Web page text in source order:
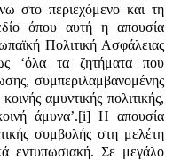
στο περιεχόμενο και τη
όπου αυτή η απουσία
Πολιτική Ασφάλειας
‘όλα τα ζητήματα που
συμπεριλαμβανομένης
αμυντικής πολιτικής,
άμυνα’.[i] Η απουσία
συμβολής στη μελέτη
εντυπωσιακή. Σε μεγάλο